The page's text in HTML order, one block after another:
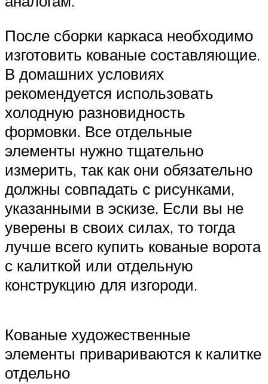
После сборки каркаса необходимо
изготовить кованые составляющие.
В домашних условиях
рекомендуется использовать
холодную разновидность
формовки. Все отдельные
элементы нужно тщательно
измерить, так как они обязательно
должны совпадать с рисунками,
указанными в эскизе. Если вы не
уверены в своих силах, то тогда
лучше всего купить кованые ворота
с калиткой или отдельную
конструкцию для изгороди.
Кованые художественные
элементы привариваются к калитке
отдельно